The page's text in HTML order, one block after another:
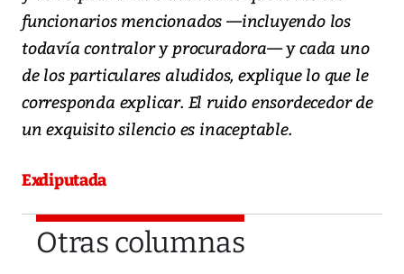
funcionarios mencionados —incluyendo los
todavía contralor y procuradora— y cada uno
de los particulares aludidos, explique lo que le
corresponda explicar. El ruido ensordecedor de
un exquisito silencio es inaceptable.
Exdiputada
Otras columnas